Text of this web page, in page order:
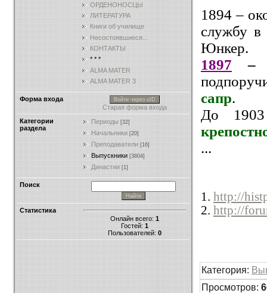
ОРДЕНОНОСЦЫ
ЛИТЕРАТУРА
Книги об училище
Несостоявшиеся...
КОНТАКТЫ
* * *
ALMA MATER
ALMA MATER 3
Форма входа Войти через uID
Старая форма входа
Категории
раздела
Периоды [32]
Начальники [20]
Преподаватели [16]
Выпускники [3804]
Династии [1]
Поиск
Статистика
Онлайн всего: 1
Гостей: 1
Пользователей: 0
1894 –
службу в
Юнкер.
1897 –
сапр.
До
...
1. http://
2. http://
Категория:
Просмотров: